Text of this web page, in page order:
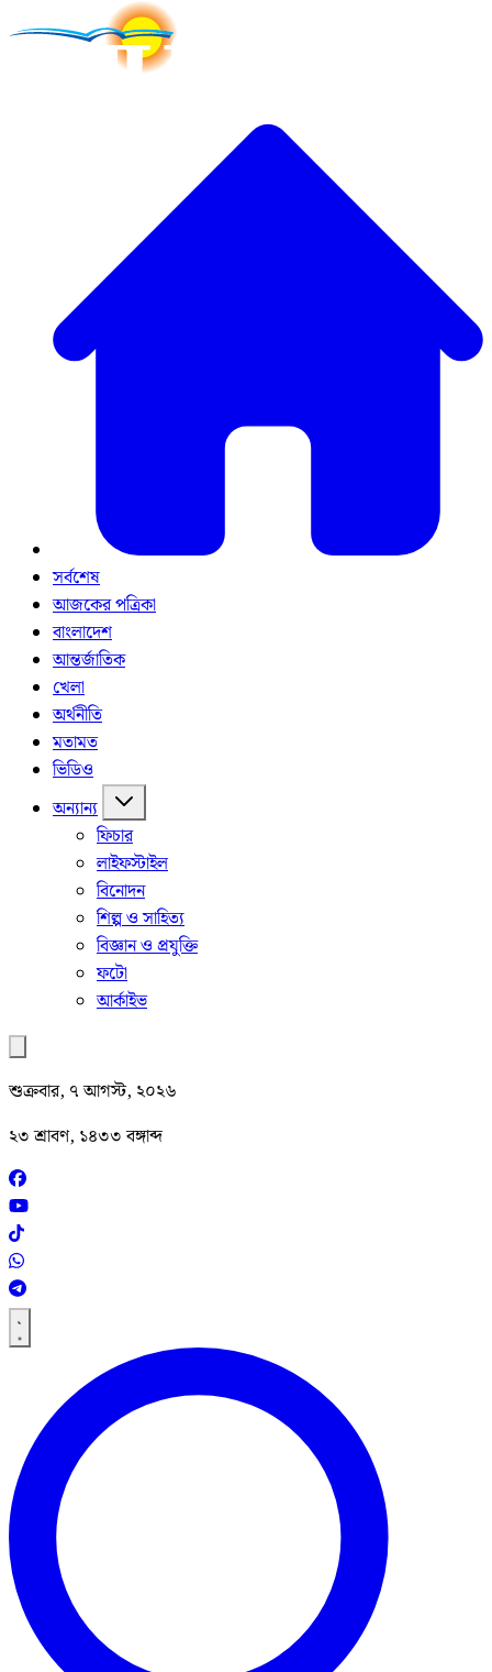
সর্বশেষ
আজকের পত্রিকা
বাংলাদেশ
আন্তর্জাতিক
খেলা
অর্থনীতি
মতামত
ভিডিও
অন্যান্য
ফিচার
লাইফস্টাইল
বিনোদন
শিল্প ও সাহিত্য
বিজ্ঞান ও প্রযুক্তি
ফটো
আর্কাইভ
শুক্রবার, ৭ আগস্ট, ২০২৬
২৩ শ্রাবণ, ১৪৩৩ বঙ্গাব্দ